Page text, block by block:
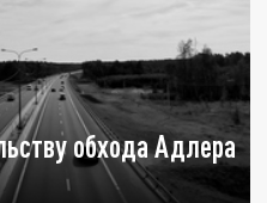
обхода Адлера